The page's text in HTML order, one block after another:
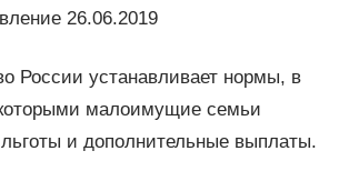
26.06.2019
России устанавливает нормы, в
малоимущие семьи
и дополнительные выплаты.